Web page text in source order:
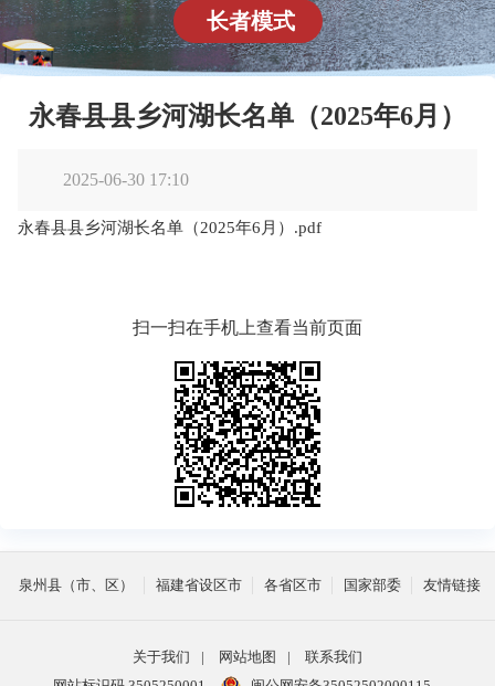
长者模式
永春县县乡河湖长名单（2025年6月）
2025-06-30 17:10
永春县县乡河湖长名单（2025年6月）.pdf
扫一扫在手机上查看当前页面
泉州县（市、区） 福建省设区市 各省区市 国家部委 友情链接
关于我们 | 网站地图 |
联系我们